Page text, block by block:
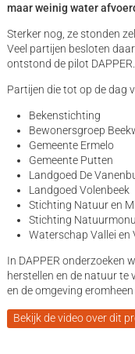
maar weinig water
Sterker nog, ze stonden
Veel partijen besloten
ontstond de pilot DAPPER.
Partijen die tot op de dag
Bekenstichting
Bewonersgroep
Gemeente Ermelo
Gemeente Putten
Landgoed De
Landgoed Volenbeek
Stichting Natuur en
Stichting
Waterschap Vallei en
In DAPPER onderzoeken
herstellen en de natuur te
en de omgeving
Bekijk de video over dit